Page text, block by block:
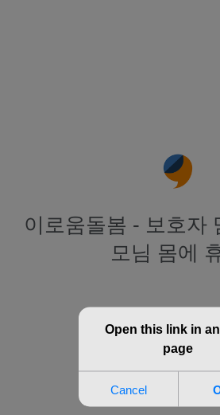
이로움돌봄 - 보호자
모님 몸에